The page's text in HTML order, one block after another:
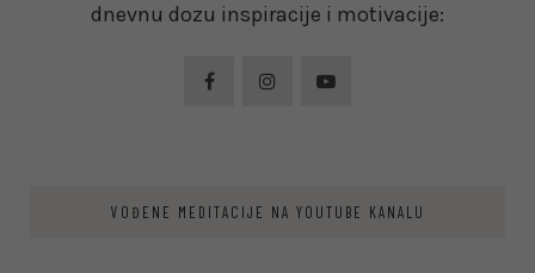
dnevnu dozu inspiracije i motivacije:
VOĐENE MEDITACIJE NA YOUTUBE KANALU